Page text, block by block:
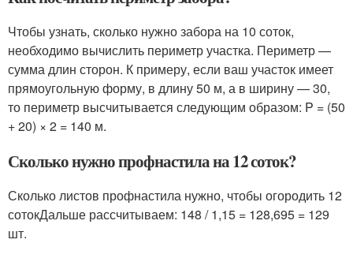
Чтобы узнать, сколько нужно забора на 10 соток,
необходимо вычислить периметр участка. Периметр —
сумма длин сторон. К примеру, если ваш участок имеет
прямоугольную форму, в длину 50 м, а в ширину — 30,
то периметр высчитывается следующим образом: P = (50
+ 20) × 2 = 140 м.
Сколько нужно профнастила на 12 соток?
Сколько листов профнастила нужно, чтобы огородить 12
сотокДальше рассчитываем: 148 / 1,15 = 128,695 = 129
шт.